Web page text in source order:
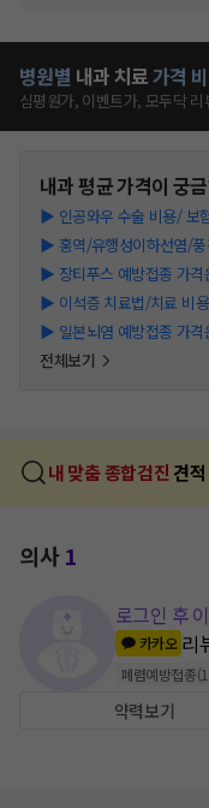
병원별 내과 치료가격
심평원가, 이벤트가, 모두닥 리
내과평균 가격이 궁
▶ 인공와우 수술 비용/ 보
▶ 홍역/유행성이하선염/
▶ 장티푸스 예방접종 가격
▶ 이석증 치료법/치료 비
▶ 일본뇌염 예방접종 가격
전체보기
내 맞춤 종합검진 견
의사1
로그인 후
카카오 리
폐렴예방접종(1
약력보기